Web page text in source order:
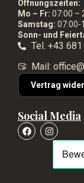
Öffnungszeiten:
Mo – Fr: 07:00 –
Samstag: 07:00-
Sonn- und
Tel. +43
Mail:
Vertrag
Social Media